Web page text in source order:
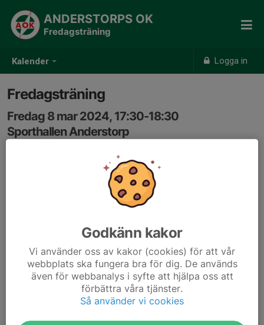
Kalender Logga in
ANDERSTORPS OK
Fredagsträning
Fredagsträning
Fredag 8 mar 2024, 17:30-18:30
Sporthallen Anderstorp
Grundträning i styrka, kondition och rörlighet. Ledaren
sätter karaktären på passet. Alla medlemmar är
välkomna. Barn följer med under vuxens ansvar.
Godkänn kakor
Vi använder oss av kakor (cookies) för att vår
webbplats ska fungera bra för dig. De används
även för webbanalys i syfte att hjälpa oss att
förbättra våra tjänster.
Så använder vi cookies